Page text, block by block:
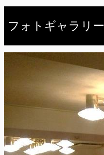
フォトギャラリー